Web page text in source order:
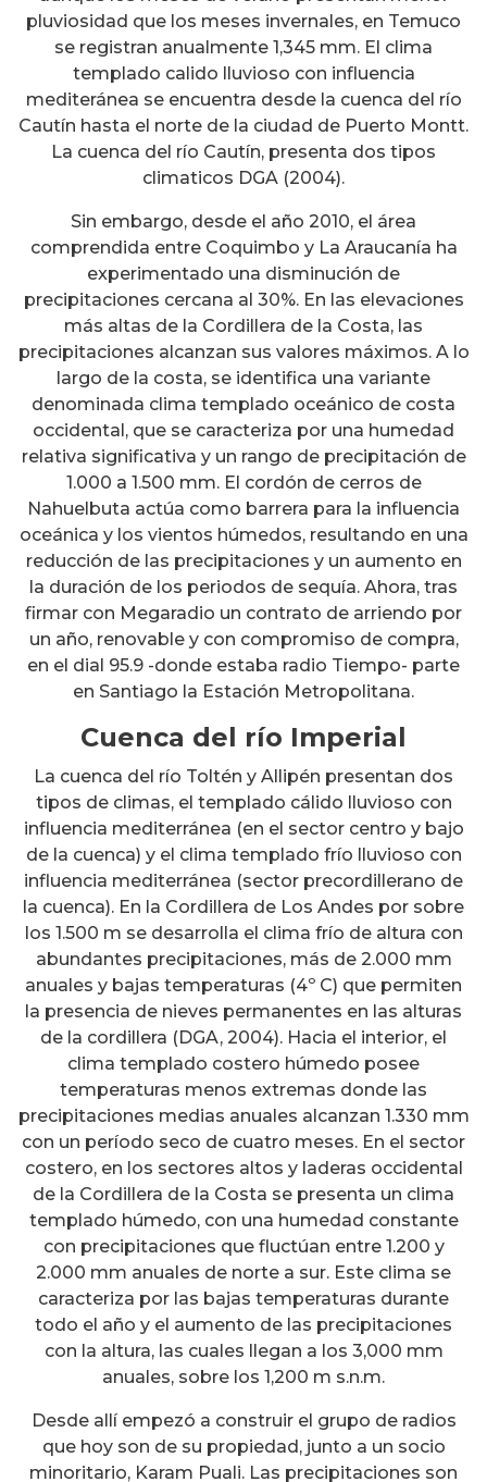
pluviosidad que los meses invernales, en Temuco
se registran anualmente 1,345 mm. El clima
templado calido lluvioso con influencia
mediteránea se encuentra desde la cuenca del río
Cautín hasta el norte de la ciudad de Puerto Montt.
La cuenca del río Cautín, presenta dos tipos
climaticos DGA (2004).
Sin embargo, desde el año 2010, el área
comprendida entre Coquimbo y La Araucanía ha
experimentado una disminución de
precipitaciones cercana al 30%. En las elevaciones
más altas de la Cordillera de la Costa, las
precipitaciones alcanzan sus valores máximos. A lo
largo de la costa, se identifica una variante
denominada clima templado oceánico de costa
occidental, que se caracteriza por una humedad
relativa significativa y un rango de precipitación de
1.000 a 1.500 mm. El cordón de cerros de
Nahuelbuta actúa como barrera para la influencia
oceánica y los vientos húmedos, resultando en una
reducción de las precipitaciones y un aumento en
la duración de los periodos de sequía. Ahora, tras
firmar con Megaradio un contrato de arriendo por
un año, renovable y con compromiso de compra,
en el dial 95.9 -donde estaba radio Tiempo- parte
en Santiago la Estación Metropolitana.
Cuenca del río Imperial
La cuenca del río Toltén y Allipén presentan dos
tipos de climas, el templado cálido lluvioso con
influencia mediterránea (en el sector centro y bajo
de la cuenca) y el clima templado frío lluvioso con
influencia mediterránea (sector precordillerano de
la cuenca). En la Cordillera de Los Andes por sobre
los 1.500 m se desarrolla el clima frío de altura con
abundantes precipitaciones, más de 2.000 mm
anuales y bajas temperaturas (4º C) que permiten
la presencia de nieves permanentes en las alturas
de la cordillera (DGA, 2004). Hacia el interior, el
clima templado costero húmedo posee
temperaturas menos extremas donde las
precipitaciones medias anuales alcanzan 1.330 mm
con un período seco de cuatro meses. En el sector
costero, en los sectores altos y laderas occidental
de la Cordillera de la Costa se presenta un clima
templado húmedo, con una humedad constante
con precipitaciones que fluctúan entre 1.200 y
2.000 mm anuales de norte a sur. Este clima se
caracteriza por las bajas temperaturas durante
todo el año y el aumento de las precipitaciones
con la altura, las cuales llegan a los 3,000 mm
anuales, sobre los 1,200 m s.n.m.
Desde allí empezó a construir el grupo de radios
que hoy son de su propiedad, junto a un socio
minoritario, Karam Puali. Las precipitaciones son